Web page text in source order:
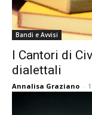
Bandi e Avvisi
I Cantori di
dialettali
Annalisa Graziano -